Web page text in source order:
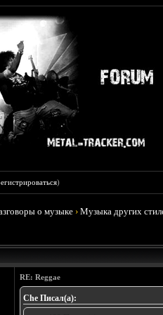
)
о музыке ›Музыка других
RE: Reggae
Che Писал(а):